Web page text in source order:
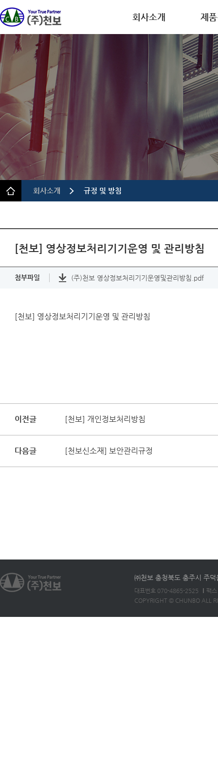
회사소개
CEO인사말
연혁
규정 및 방침
제
디스플
반도
이차전
의약
정밀
회사소개 규정 및 방침
[천보] 영상정보처리기기운영 및 관리방침
첨부파일 (주)천보 영상정보처리기기운영및관리방침.pdf
[천보] 영상정보처리기기운영 및 관리방침
이전글 [천보] 개인정보처리방침
다음글 [천보신소재] 보안관리규정
㈜천보 충청북도 충주시 주
대표번호 070-4865-2525
팩
COPYRIGHT © CHUNBO ALL